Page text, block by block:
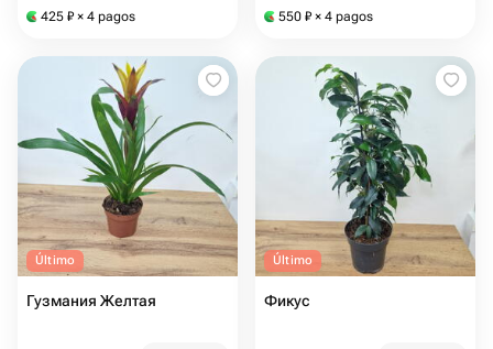
425 ₽ × 4 pagos 550 ₽ × 4 pagos
Último
Гузмания Желтая
Último
Фикус